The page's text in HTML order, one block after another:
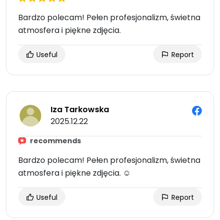
Bardzo polecam! Pełen profesjonalizm, świetna
atmosfera i piękne zdjęcia.
Useful Report
Iza Tarkowska
2025.12.22
recommends
Bardzo polecam! Pełen profesjonalizm, świetna
atmosfera i piękne zdjęcia. ☺️
Useful Report